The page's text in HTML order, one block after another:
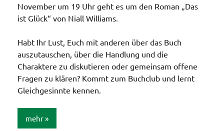
November um 19 Uhr geht es um den Roman „Das
ist Glück“ von Niall Williams.
Habt Ihr Lust, Euch mit anderen über das Buch
auszutauschen, über die Handlung und die
Charaktere zu diskutieren oder gemeinsam offene
Fragen zu klären? Kommt zum Buchclub und lernt
Gleichgesinnte kennen.
mehr